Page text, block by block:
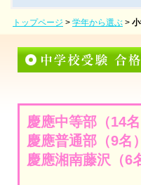
トップページ > 学年から選ぶ >
慶應中等部（14名
慶應普通部（9名）
慶應湘南藤沢（6